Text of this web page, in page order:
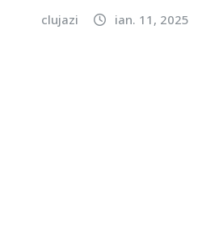
clujazi ian. 11, 2025